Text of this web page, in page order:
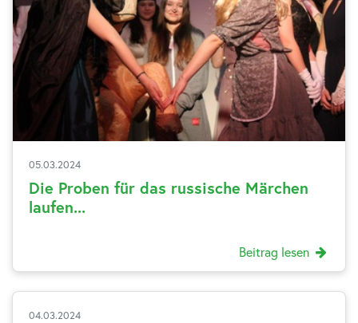
05.03.2024
Die Proben für das russische Märchen
laufen...
Beitrag lesen
04.03.2024